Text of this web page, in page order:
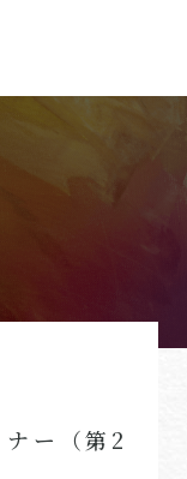
ー（第2